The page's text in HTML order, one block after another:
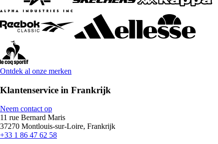
Ontdek al onze merken
Klantenservice in Frankrijk
Neem contact op
11 rue Bernard Maris
37270 Montlouis-sur-Loire, Frankrijk
+33 1 86 47 62 58